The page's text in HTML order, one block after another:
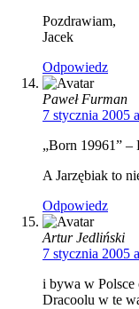
Pozdrawiam,
Jacek
Odpowiedz
Paweł Furman
7 stycznia 2005
„Born 19961” –
A Jarzębiak to
Odpowiedz
Artur Jedliński
7 stycznia 2005
i bywa w Polsce
Dracoolu w te